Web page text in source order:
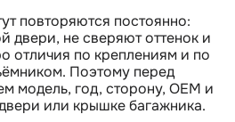
повторяются постоянно:
двери, не сверяют оттенок и
отличия по креплениям и по
Поэтому перед
модель, год, сторону, OEM и
или крышке багажника.